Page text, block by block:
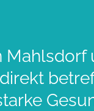
Mahlsdorf
direkt